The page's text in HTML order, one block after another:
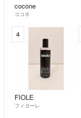
cocone
ココネ
4
FIOLE
フィヨーレ